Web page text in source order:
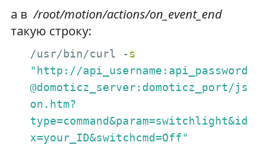
а в /root/motion/actions/on_event_end
такую строку:
/usr/bin/curl - s
"http://api_username:api_password
@domoticz_server:domoticz_port/js
on.htm?
type=command&param=switchlight&id
x=your_ID&switchcmd=Off"